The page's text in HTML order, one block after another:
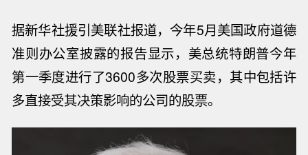
据新华社援引美联社报道，今年5月美国政府道德
准则办公室披露的报告显示， 美总统特朗普今年
第一季度进行了3600多次股票买卖，其中包括许
多直接受其决策影响的公司的股票。